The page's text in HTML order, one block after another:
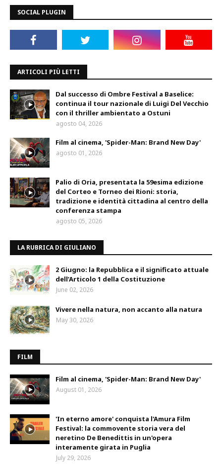
SOCIAL PLUGIN
ARTICOLI PIÙ LETTI
Dal successo di Ombre Festival a Baselice:
continua il tour nazionale di Luigi Del Vecchio
con il thriller ambientato a Ostuni
agosto 04, 2026
Film al cinema, 'Spider-Man: Brand New Day'
agosto 01, 2026
Palio di Oria, presentata la 59esima edizione
del Corteo e Torneo dei Rioni: storia,
tradizione e identità cittadina al centro della
conferenza stampa
agosto 05, 2026
LA RUBRICA DI GIULIANO
2 Giugno: la Repubblica e il significato attuale
dell’Articolo 1 della Costituzione
June 02, 2026
Vivere nella natura, non accanto alla natura
May 30, 2026
FILM
Film al cinema, 'Spider-Man: Brand New Day'
August 01, 2026
'In eterno amore' conquista l'Amura Film
Festival: la commovente storia vera del
neretino De Benedittis in un'opera
interamente girata in Puglia
July 29, 2026